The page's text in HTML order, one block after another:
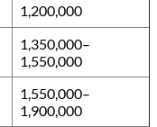
1,200,000
1,350,000–
1,550,000
1,550,000–
1,900,000